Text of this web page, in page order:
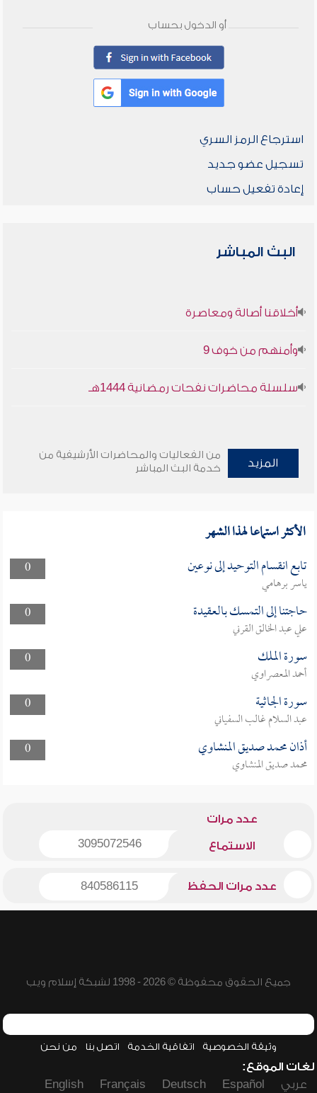
أو الدخول بحساب
استرجاع الرمز السري
تسجيل عضو جديد
إعادة تفعيل حساب
البث المباشر
أخلاقنا أصالة ومعاصرة
وأمنهم من خوف 9
سلسلة محاضرات نفحات رمضانية 1444هـ
المزيد
من الفعاليات والمحاضرات الأرشيفية من
خدمة البث المباشر
الأكثر استماعا لهذا الشهر
0 تابع انقسام التوحيد إلى نوعين
ياسر برهامي
0
حاجتنا إلى التمسك بالعقيدة
علي عبد الخالق القرني
0
سورة الملك
أحمد المعصراوي
0
سورة الجاثية
عبد السلام غالب السفياني
0
أذان محمد صديق المنشاوي
محمد صديق المنشاوي
عدد مرات
الاستماع 3095072546
عدد مرات الحفظ 840586115
جميع الحقوق محفوظة © 2026 - 1998 لشبكة إسلام ويب
وثيقة الخصوصية اتفاقية الخدمة اتصل بنا من نحن
لغات الموقع:
عربي
Español
Deutsch
Français
English